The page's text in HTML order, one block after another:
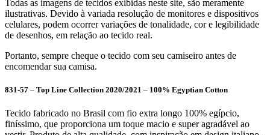
Todas as imagens de tecidos exibidas neste site, são meramente
ilustrativas. Devido à variada resolução de monitores e dispositivos
celulares, podem ocorrer variações de tonalidade, cor e legibilidade
de desenhos, em relação ao tecido real.
Portanto, sempre cheque o tecido com seu camiseiro antes de
encomendar sua camisa.
831-57 – Top Line Collection 2020/2021 – 100% Egyptian Cotton
Tecido fabricado no Brasil com fio extra longo 100% egípcio,
finíssimo, que proporciona um toque macio e super agradável ao